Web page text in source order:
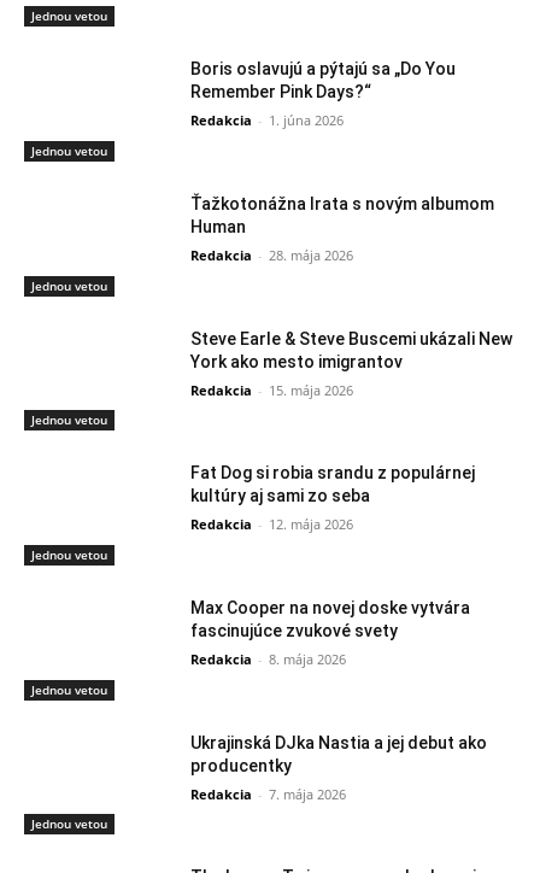
Jednou vetou
Jednou vetou
Boris oslavujú a pýtajú sa „Do You
Remember Pink Days?“
Redakcia - 1. júna 2026
Jednou vetou
Ťažkotonážna Irata s novým albumom
Human
Redakcia - 28. mája 2026
Jednou vetou
Steve Earle & Steve Buscemi ukázali New
York ako mesto imigrantov
Redakcia - 15. mája 2026
Jednou vetou
Fat Dog si robia srandu z populárnej
kultúry aj sami zo seba
Redakcia - 12. mája 2026
Jednou vetou
Max Cooper na novej doske vytvára
fascinujúce zvukové svety
Redakcia - 8. mája 2026
Jednou vetou
Ukrajinská DJka Nastia a jej debut ako
producentky
Redakcia - 7. mája 2026